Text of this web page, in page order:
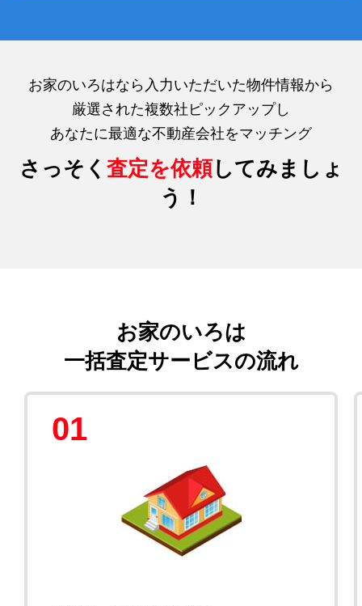
お家のいろはなら入力いただいた物件情報から
厳選された複数社ピックアップし
あなたに最適な不動産会社をマッチング
さっそく 査定を依頼してみましょ
う！
お家のいろは
一括査定サービスの流れ
01